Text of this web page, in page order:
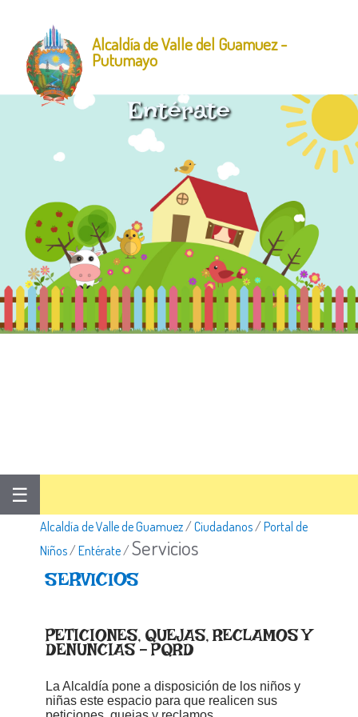
Alcaldía de Valle del Guamuez -
Putumayo
Entérate
☰
Alcaldía de Valle de Guamuez/ Ciudadanos/ Portal de
Niños/ Entérate/ Servicios
​​SERVICIOS
PETICIONES, QUEJAS, RECLAMOS Y
DENUNCIAS - PQRD
La Alcaldía pone a disposición de los niños y
niñas este espacio para que realicen sus